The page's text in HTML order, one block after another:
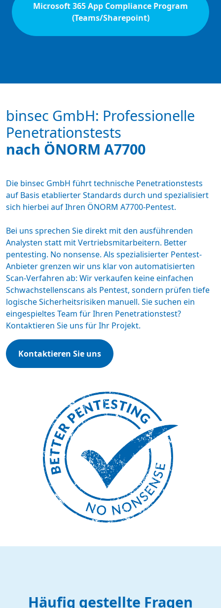
Microsoft 365 App Compliance Program
(Teams/Sharepoint)
binsec GmbH: Professionelle
Penetrationstests
nach ÖNORM A7700
Die binsec GmbH führt technische Penetrationstests
auf Basis etablierter Standards durch und spezialisiert
sich hierbei auf Ihren ÖNORM A7700-Pentest.
Bei uns sprechen Sie direkt mit den ausführenden
Analysten statt mit Vertriebsmitarbeitern. Better
pentesting. No nonsense. Als spezialisierter Pentest-
Anbietergrenzen wir uns klar von automatisierten
Scan-Verfahren ab: Wir verkaufen keine einfachen
Schwachstellenscans als Pentest, sondern prüfen tiefe
logische Sicherheitsrisiken manuell. Sie suchen ein
eingespieltes Team für Ihren Penetrationstest?
Kontaktieren Sie uns für Ihr Projekt.
Kontaktieren Sie uns
Häufig gestellte Fragen